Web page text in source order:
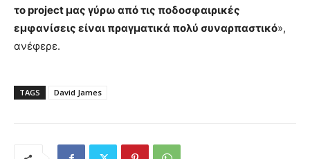
το project μας γύρω από τις ποδοσφαιρικές
εμφανίσεις είναι πραγματικά πολύ συναρπαστικό»,
ανέφερε.
TAGS David James